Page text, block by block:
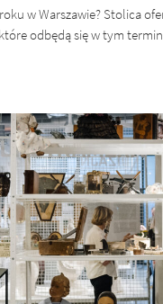
w Warszawie? Stolica
odbędą się w tym